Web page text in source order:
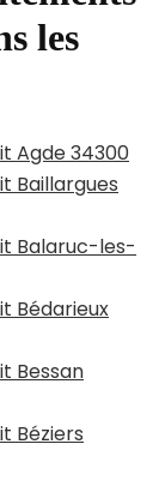
les
Agde 34300
Baillargues
Balaruc-les-
Bédarieux
Bessan
Béziers